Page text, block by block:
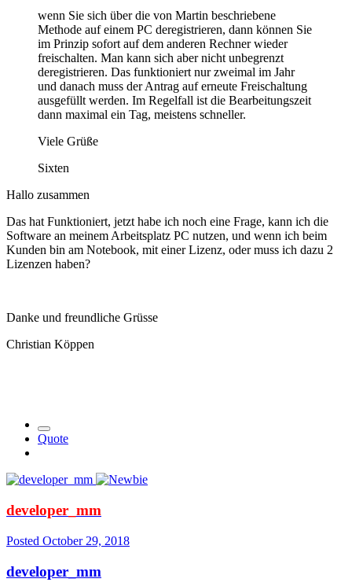
wenn Sie sich über die von Martin beschriebene
Methode auf einem PC deregistrieren, dann können Sie
im Prinzip sofort auf dem anderen Rechner wieder
freischalten. Man kann sich aber nicht unbegrenzt
deregistrieren. Das funktioniert nur zweimal im Jahr
und danach muss der Antrag auf erneute Freischaltung
ausgefüllt werden. Im Regelfall ist die Bearbeitungszeit
dann maximal ein Tag, meistens schneller.
Viele Grüße
Sixten
Hallo zusammen
Das hat Funktioniert, jetzt habe ich noch eine Frage, kann ich die
Software an meinem Arbeitsplatz PC nutzen, und wenn ich beim
Kunden bin am Notebook, mit einer Lizenz, oder muss ich dazu 2
Lizenzen haben?
Danke und freundliche Grüsse
Christian Köppen
Quote
developer_mm
Posted October 29, 2018
developer_mm